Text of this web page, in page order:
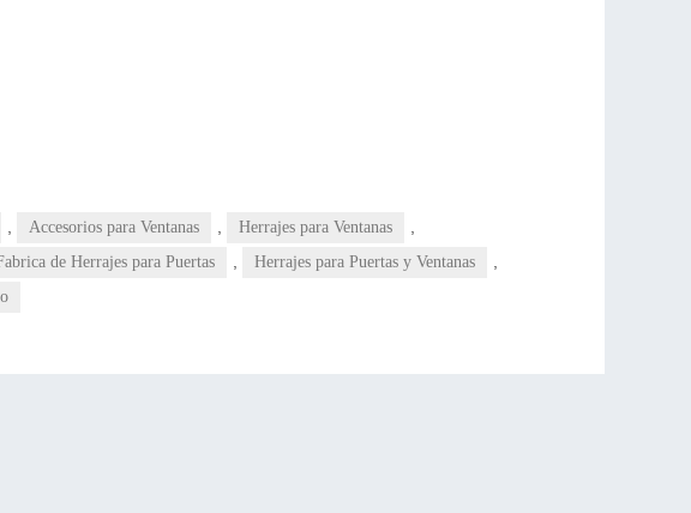
Accesorios para Ventanas Herrajes para Ventanas
de Herrajes para Puertas Herrajes para Puertas y Ventanas